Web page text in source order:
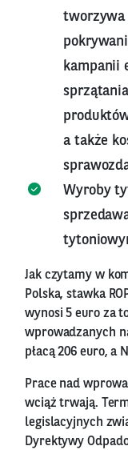
tworzywa
kampanii
a także
Wyroby
Jak czytamy w
Polska, stawka
wynosi 5 euro za
wprowadzanych
płacą 206 euro, a
Prace nad
wciąż trwają.
legislacyjnych
Dyrektywy